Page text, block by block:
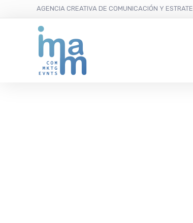
AGENCIA CREATIVA DE COMUNICACIÓN Y